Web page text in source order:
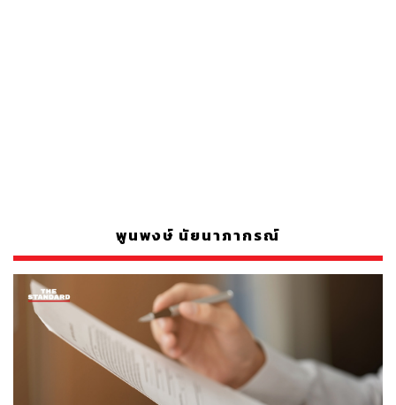
พูนพงษ์ นัยนาภากรณ์